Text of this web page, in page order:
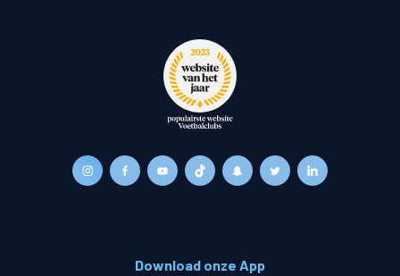
Download onze App